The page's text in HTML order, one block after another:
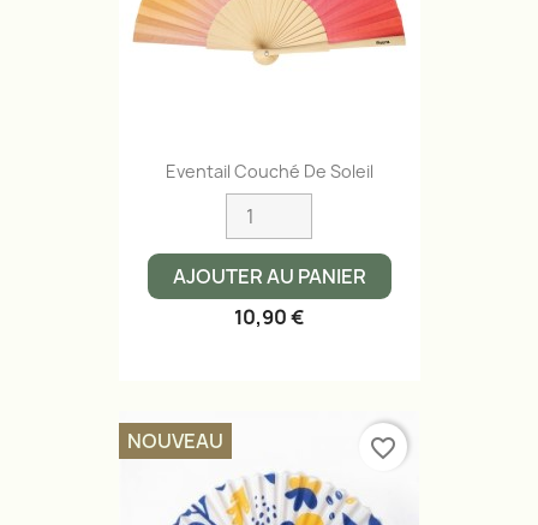
Eventail Couché De Soleil
AJOUTER AU PANIER
10,90 €
NOUVEAU favorite_border